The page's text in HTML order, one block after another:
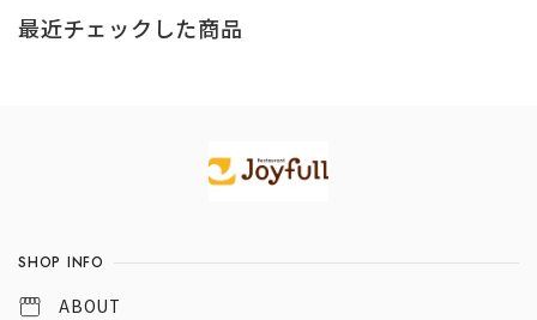
グ×チキンドリ
ア）
グ×チキンドリ
ア）
最近チェックした商品
SHOP INFO
ABOUT